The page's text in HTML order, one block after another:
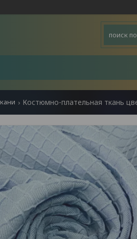
Костюмно-плательная ткань